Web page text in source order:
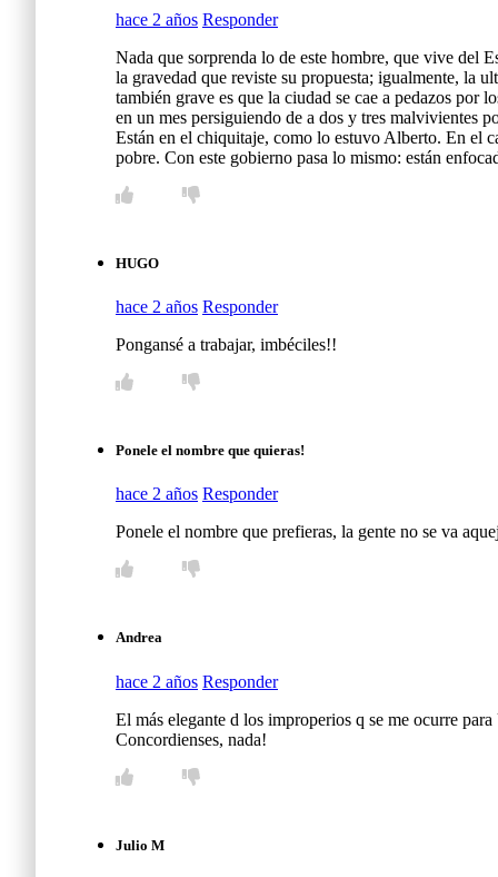
hace 2 años Responder
Nada que sorprenda lo de este hombre, que vive del
la gravedad que reviste su propuesta; igualmente, la
también grave es que la ciudad se cae a pedazos por
en un mes persiguiendo de a dos y tres malvivientes
Están en el chiquitaje, como lo estuvo Alberto. En el
pobre. Con este gobierno pasa lo mismo: están
HUGO
hace 2 años Responder
Pongansé a trabajar, imbéciles!!
Ponele el nombre que quieras!
hace 2 años Responder
Ponele el nombre que prefieras, la gente no se va
Andrea
hace 2 años Responder
El más elegante d los improperios q se me ocurre
Concordienses, nada!
Julio M